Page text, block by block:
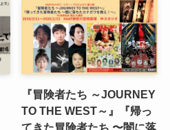
『冒険者たち ～JOURNEY
TO THE WEST～』『帰っ
てきた冒険者たち 〜闇に落